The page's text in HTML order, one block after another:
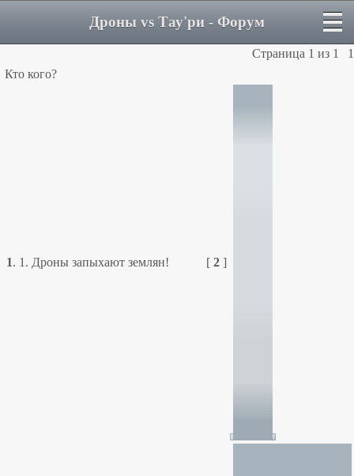
Дроны vs Тау'ри - Форум
Страница 1 из 1
1
Кто кого?
1. 1. Дроны запыхают землян! [ 2 ]